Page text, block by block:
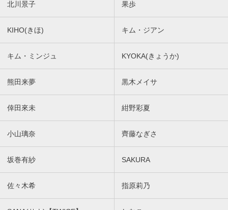
北川景子 果歩
KIHO(きほ) キム・ジアン
キム・ミンジュ KYOKA(きょうか)
熊田来夢 黒木メイサ
倖田來未 紺野彩夏
小山璃奈 齊藤なぎさ
坂巻有紗 SAKURA
佐々木希 指原莉乃